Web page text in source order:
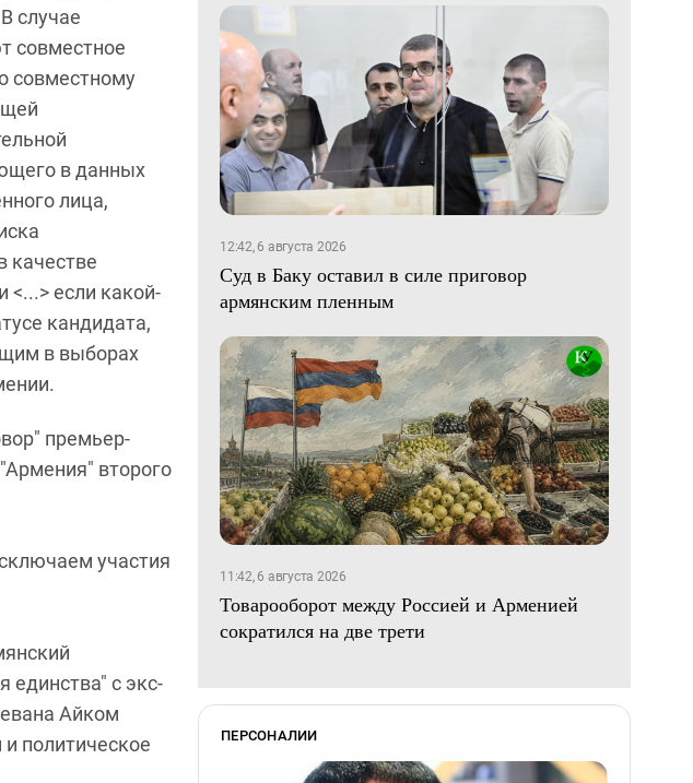
случае
совместное
совместному
в данных
лица,
качестве
<...> если какой-
кандидата,
в выборах
премьер-
второго
участия
единства" с экс-
Айком
политическое
12:42, 6 августа 2026
Суд в Баку оставил в силе приговор
армянским пленным
11:42, 6 августа 2026
Товарооборот между Россией и Арменией
сократился на две трети
ПЕРСОНАЛИИ